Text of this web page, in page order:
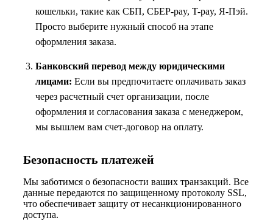
кошельки, такие как СБП, СБЕР-pay, T-pay, Я-Пэй.
Просто выберите нужный способ на этапе
оформления заказа.
Банковский перевод между юридическими
лицами: Если вы предпочитаете оплачивать заказ
через расчетный счет организации, после
оформления и согласования заказа с менеджером,
мы вышлем вам счет-договор на оплату.
Безопасность платежей
Мы заботимся о безопасности ваших транзакций. Все
данные передаются по защищенному протоколу SSL,
что обеспечивает защиту от несанкционированного
доступа.